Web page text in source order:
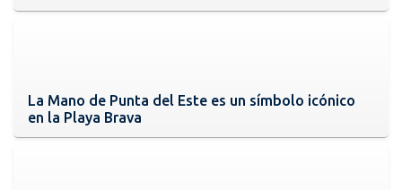
La Mano de Punta del Este es un símbolo icónico
en la Playa Brava